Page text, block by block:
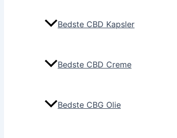
Bedste CBD Kapsler
Bedste CBD Creme
Bedste CBG Olie